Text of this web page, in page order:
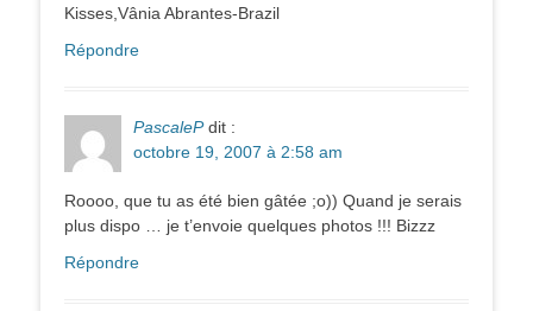
Kisses,Vânia Abrantes-Brazil
Répondre
PascaleP dit :
octobre 19, 2007 à 2:58 am
Roooo, que tu as été bien gâtée ;o)) Quand je serais
plus dispo … je t’envoie quelques photos !!! Bizzz
Répondre